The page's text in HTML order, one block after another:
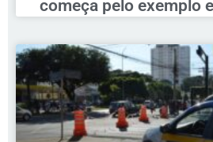
começa pelo exemplo